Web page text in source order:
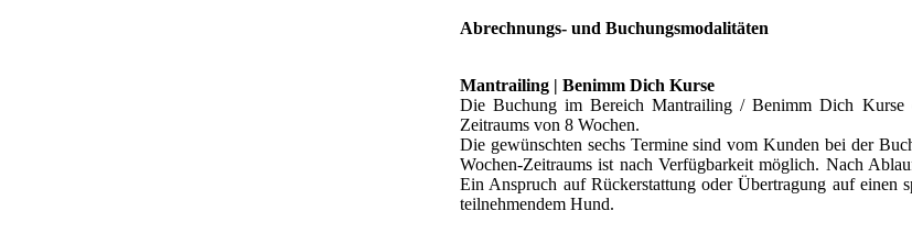
Abrechnungs- und Buchungsmodalitäten
Mantrailing | Benimm Dich Kurse
Die Buchung im Bereich Mantrailing / Benimm Dich Kurse
Zeitraums von 8 Wochen.
Die gewünschten sechs Termine sind vom Kunden bei der
Wochen-Zeitraums ist nach Verfügbarkeit möglich. Nach
Ein Anspruch auf Rückerstattung oder Übertragung auf einen
teilnehmendem Hund.